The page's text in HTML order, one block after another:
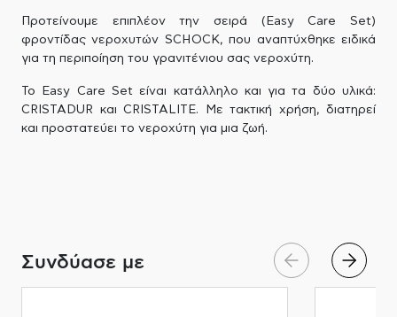
Προτείνουμε επιπλέον την σειρά (Easy Care Set)
φροντίδας νεροχυτών SCHOCK, που αναπτύχθηκε ειδικά
για τη περιποίηση του γρανιτένιου σας νεροχύτη.
Το Easy Care Set είναι κατάλληλο και για τα δύο υλικά:
CRISTADUR και CRISTALITE. Με τακτική χρήση, διατηρεί
και προστατεύει το νεροχύτη για μια ζωή.
Συνδύασε με